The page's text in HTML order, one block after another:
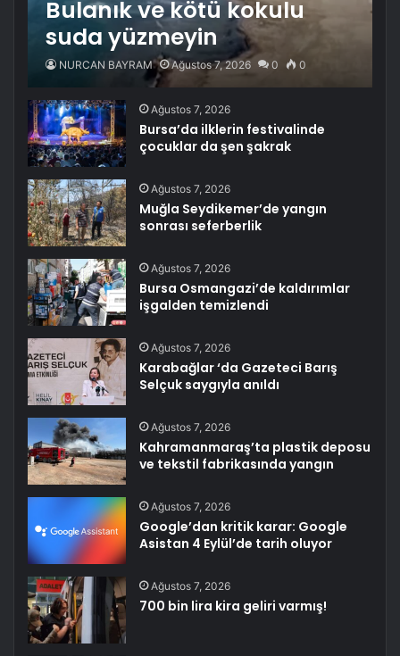
Bulanık ve kötü kokulu
suda yüzmeyin
NURCAN BAYRAM Ağustos 7, 2026 0 0
Ağustos 7, 2026
Bursa’da ilklerin festivalinde
çocuklar da şen şakrak
Ağustos 7, 2026
Muğla Seydikemer’de yangın
sonrası seferberlik
Ağustos 7, 2026
Bursa Osmangazi’de kaldırımlar
işgalden temizlendi
Ağustos 7, 2026
Karabağlar ‘da Gazeteci Barış
Selçuk saygıyla anıldı
Ağustos 7, 2026
Kahramanmaraş’ta plastik deposu
ve tekstil fabrikasında yangın
Ağustos 7, 2026
Google’dan kritik karar: Google
Asistan 4 Eylül’de tarih oluyor
Ağustos 7, 2026
700 bin lira kira geliri varmış!